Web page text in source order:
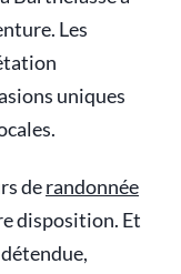
Les
uniques
derandonnée
disposition. Et